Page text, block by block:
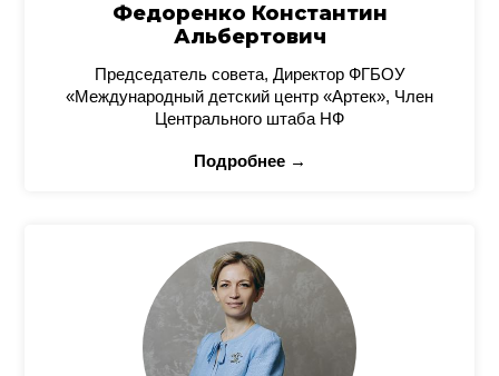
Федоренко Константин
Альбертович
Председатель совета, Директор ФГБОУ
«Международный детский центр «Артек», Член
Центрального штаба НФ
Подробнее →